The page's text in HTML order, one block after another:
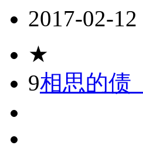
2017-02-12
★
9相思的债